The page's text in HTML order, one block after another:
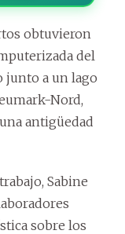
obtuvieron
del
junto a un lago
Nord,
antigüedad
Sabine
sobre los